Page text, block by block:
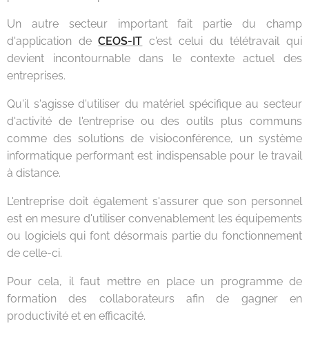
Un autre secteur important fait partie du champ
d'application deCEOS-IT c'est celui du télétravail qui
devient incontournable dans le contexte actuel des
entreprises.
Qu'il s'agisse d'utiliser du matériel spécifique au secteur
d'activité de l'entreprise ou des outils plus communs
comme des solutions de visioconférence, un système
informatique performant est indispensable pour le travail
à distance.
L'entreprise doit également s'assurer que son personnel
est en mesure d'utiliser convenablement les équipements
ou logiciels qui font désormais partie du fonctionnement
de celle-ci.
Pour cela, il faut mettre en place un programme de
formation des collaborateurs afin de gagner en
productivité et en efficacité.